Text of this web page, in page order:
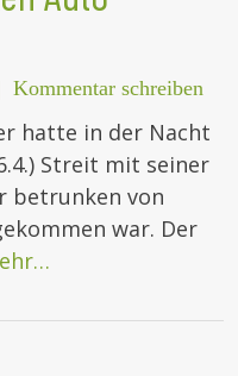
Kommentar schreiben
hatte in der Nacht
Streit mit seiner
betrunken von
war. Der